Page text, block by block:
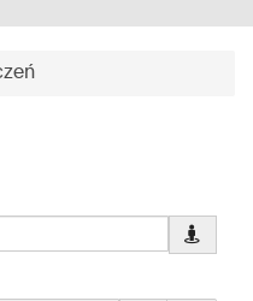
Pobierz
dane